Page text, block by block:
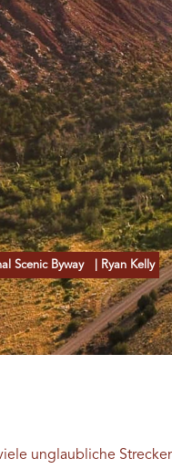
Scenic Byway | Ryan Kelly
unglaubliche